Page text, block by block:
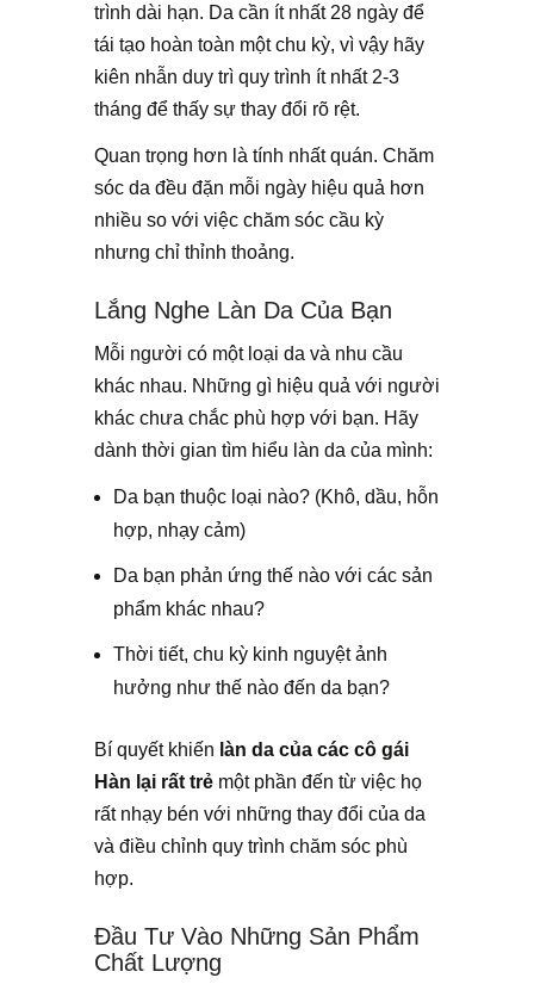
trình dài hạn. Da cần ít nhất 28 ngày để
tái tạo hoàn toàn một chu kỳ, vì vậy hãy
kiên nhẫn duy trì quy trình ít nhất 2-3
tháng để thấy sự thay đổi rõ rệt.
Quan trọng hơn là tính nhất quán. Chăm
sóc da đều đặn mỗi ngày hiệu quả hơn
nhiều so với việc chăm sóc cầu kỳ
nhưng chỉ thỉnh thoảng.
Lắng Nghe Làn Da Của Bạn
Mỗi người có một loại da và nhu cầu
khác nhau. Những gì hiệu quả với người
khác chưa chắc phù hợp với bạn. Hãy
dành thời gian tìm hiểu làn da của mình:
Da bạn thuộc loại nào? (Khô, dầu, hỗn
hợp, nhạy cảm)
Da bạn phản ứng thế nào với các sản
phẩm khác nhau?
Thời tiết, chu kỳ kinh nguyệt ảnh
hưởng như thế nào đến da bạn?
Bí quyết khiến làn da của các cô gái
Hàn lại rất trẻ một phần đến từ việc họ
rất nhạy bén với những thay đổi của da
và điều chỉnh quy trình chăm sóc phù
hợp.
Đầu Tư Vào Những Sản Phẩm
Chất Lượng